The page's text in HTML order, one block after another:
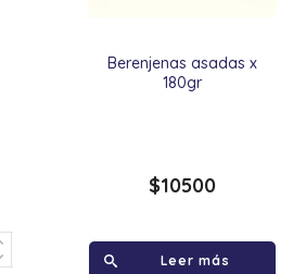
Berenjenas asadas x
180gr
$10500
Leer más